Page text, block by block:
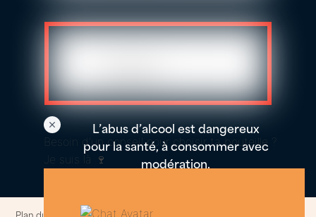
L’abus d’alcool est dangereux
pour la santé, à consommer avec
modération.
Besoin d'un conseil pour choisir ta bouteille ?
Je suis là 🍷